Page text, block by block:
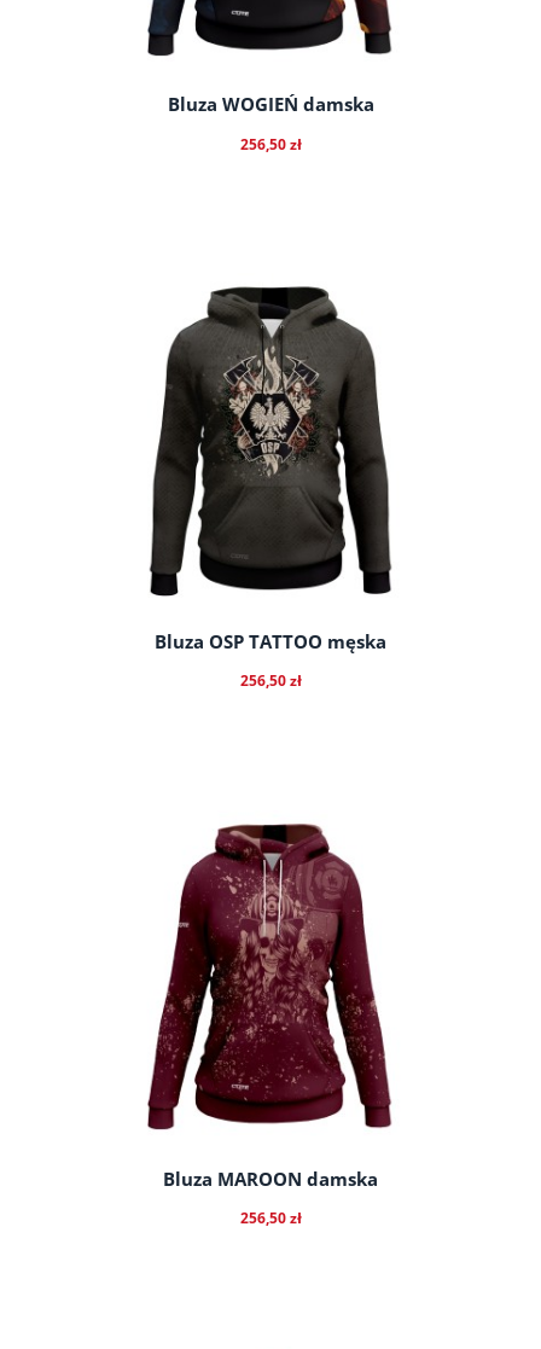
Bluza WOGIEŃ damska
256,50 zł
do koszyka
Bluza OSP TATTOO męska
256,50 zł
do koszyka
Bluza MAROON damska
256,50 zł